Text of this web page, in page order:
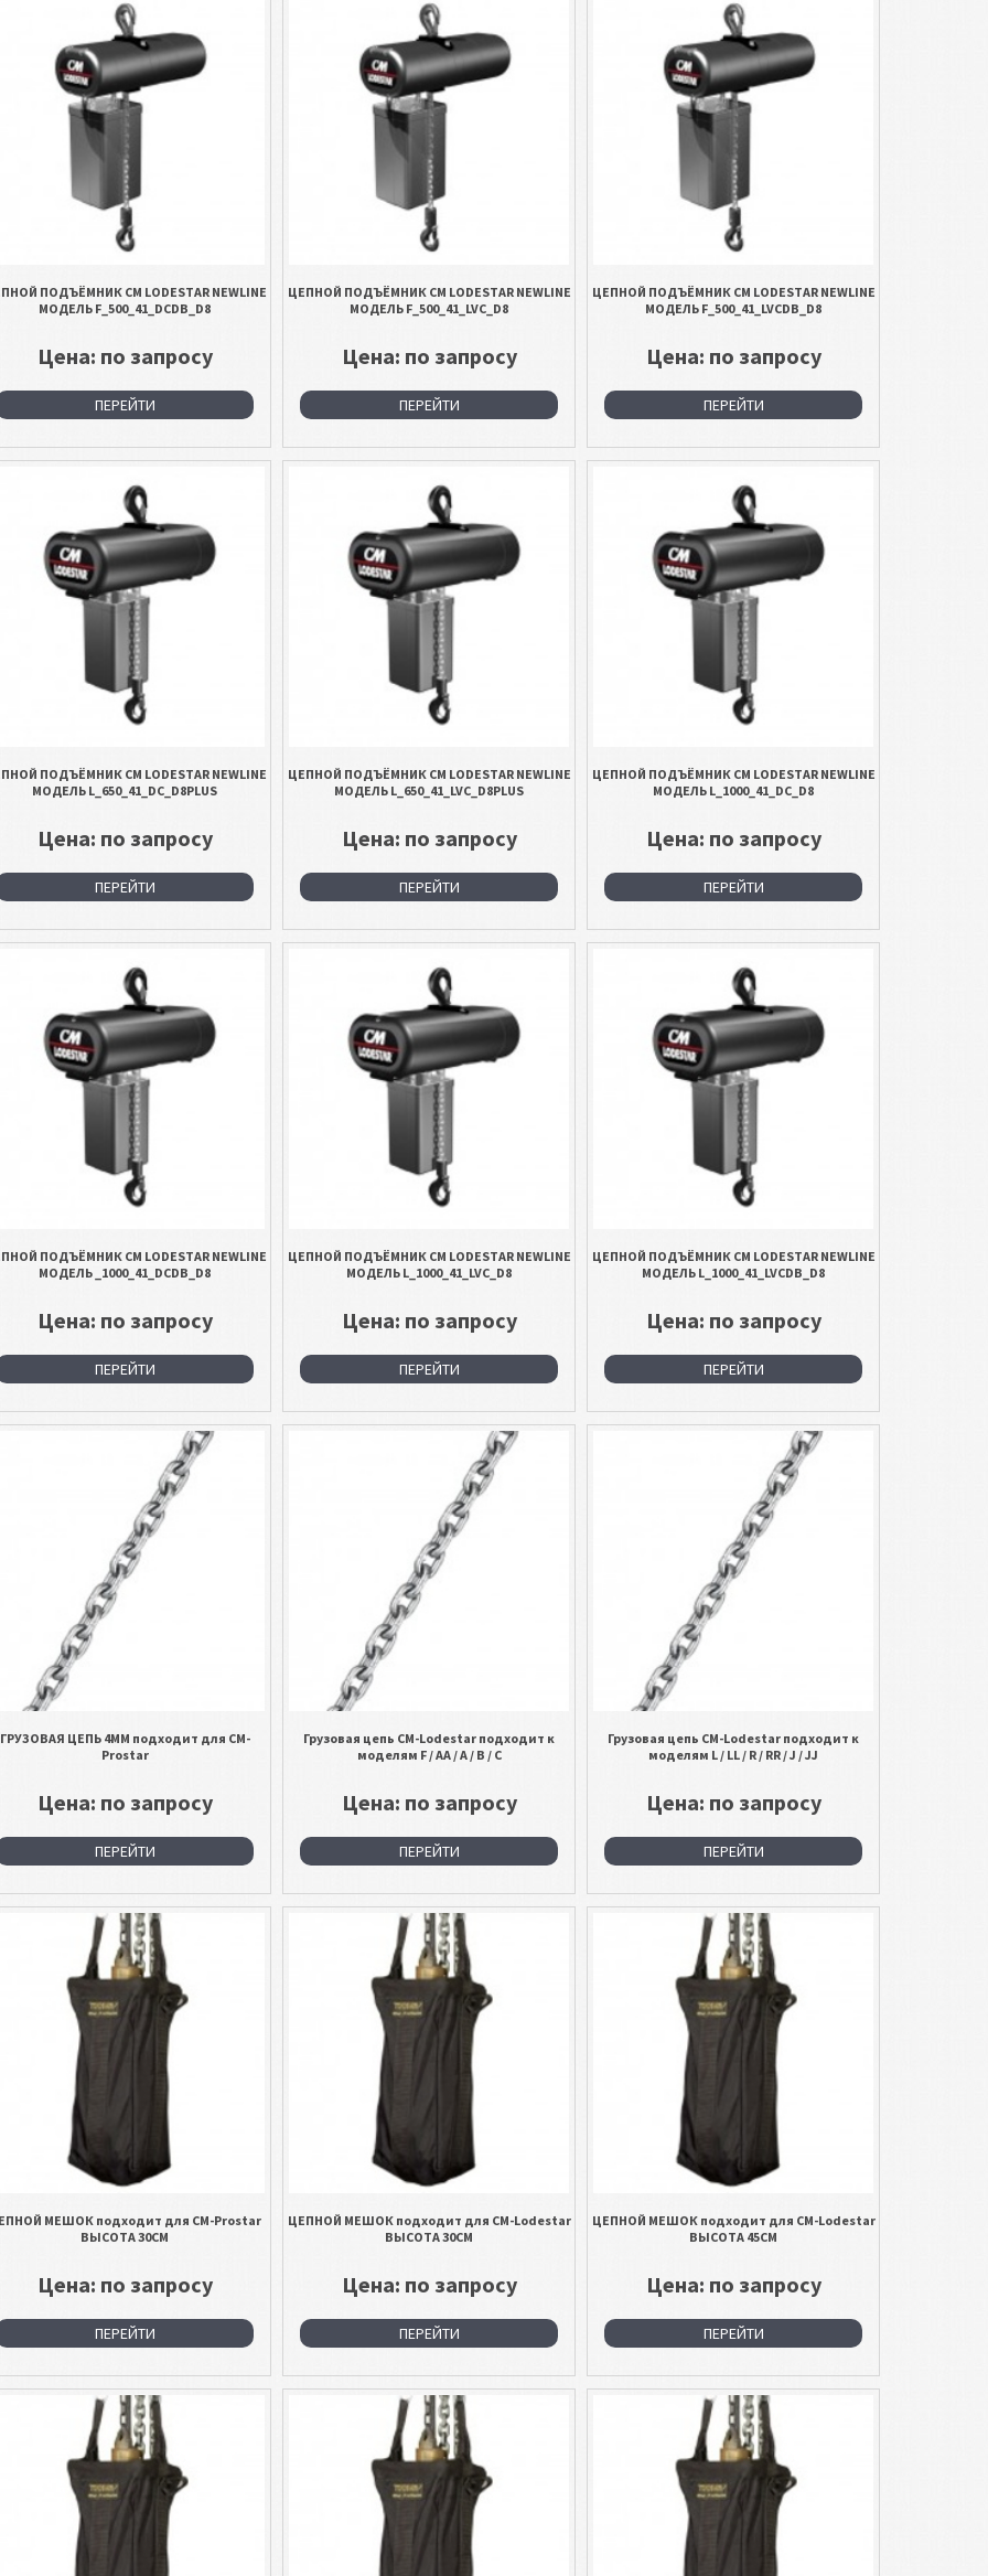
ПОДЪЁМНИК CM LODESTAR NEWLINE
МОДЕЛЬ F_500_41_DCDB_D8
Цена: по запросу
ПЕРЕЙТИ
ЦЕПНОЙ ПОДЪЁМНИК CM LODESTAR NEWLINE
МОДЕЛЬ F_500_41_LVC_D8
Цена: по запросу
ПЕРЕЙТИ
ЦЕПНОЙ ПОДЪЁМНИК CM LODESTAR NEWLINE
МОДЕЛЬ F_500_41_LVCDB_D8
Цена: по запросу
ПЕРЕЙТИ
ПОДЪЁМНИК CM LODESTAR NEWLINE
МОДЕЛЬ L_650_41_DC_D8PLUS
Цена: по запросу
ПЕРЕЙТИ
ЦЕПНОЙ ПОДЪЁМНИК CM LODESTAR NEWLINE
МОДЕЛЬ L_650_41_LVC_D8PLUS
Цена: по запросу
ПЕРЕЙТИ
ЦЕПНОЙ ПОДЪЁМНИК CM LODESTAR NEWLINE
МОДЕЛЬ L_1000_41_DC_D8
Цена: по запросу
ПЕРЕЙТИ
ПОДЪЁМНИК CM LODESTAR NEWLINE
МОДЕЛЬ _1000_41_DCDB_D8
Цена: по запросу
ПЕРЕЙТИ
ЦЕПНОЙ ПОДЪЁМНИК CM LODESTAR NEWLINE
МОДЕЛЬ L_1000_41_LVC_D8
Цена: по запросу
ПЕРЕЙТИ
ЦЕПНОЙ ПОДЪЁМНИК CM LODESTAR NEWLINE
МОДЕЛЬ L_1000_41_LVCDB_D8
Цена: по запросу
ПЕРЕЙТИ
ГРУЗОВАЯ ЦЕПЬ 4ММ подходит для CM-
Prostar
Цена: по запросу
ПЕРЕЙТИ
Грузовая цепь CM-Lodestar подходит к
моделям F / AA / A / B / C
Цена: по запросу
ПЕРЕЙТИ
Грузовая цепь CM-Lodestar подходит к
моделям L / LL / R / RR / J / JJ
Цена: по запросу
ПЕРЕЙТИ
МЕШОК подходит для CM-Prostar
ВЫСОТА 30СМ
Цена: по запросу
ПЕРЕЙТИ
ЦЕПНОЙ МЕШОК подходит для CM-Lodestar
ВЫСОТА 30СМ
Цена: по запросу
ПЕРЕЙТИ
ЦЕПНОЙ МЕШОК подходит для CM-Lodestar
ВЫСОТА 45СМ
Цена: по запросу
ПЕРЕЙТИ